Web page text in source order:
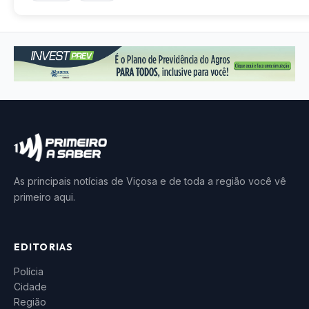
As principais notícias de Viçosa e de toda a região você vê
primeiro aqui.
EDITORIAS
Polícia
Cidade
Região